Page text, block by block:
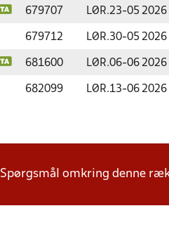
679707 LØR.23-05 2026
679712 LØR.30-05 2026
681600 LØR.06-06 2026
682099 LØR.13-06 2026
Spørgsmål omkring denne